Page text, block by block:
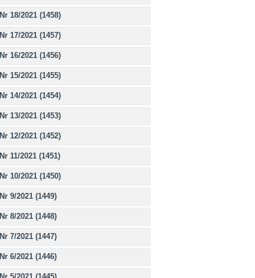
Nr 18/2021 (1458)
Nr 17/2021 (1457)
Nr 16/2021 (1456)
Nr 15/2021 (1455)
Nr 14/2021 (1454)
Nr 13/2021 (1453)
Nr 12/2021 (1452)
Nr 11/2021 (1451)
Nr 10/2021 (1450)
Nr 9/2021 (1449)
Nr 8/2021 (1448)
Nr 7/2021 (1447)
Nr 6/2021 (1446)